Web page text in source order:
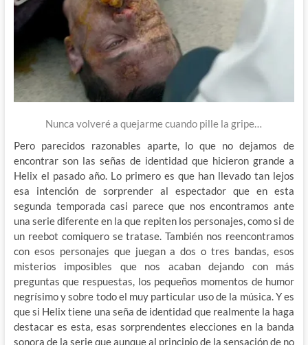
Nunca volveré a quejarme cuando pille la gripe…
Pero parecidos razonables aparte, lo que no dejamos de
encontrar son las señas de identidad que hicieron grande a
Helix el pasado año. Lo primero es que han llevado tan lejos
esa intención de sorprender al espectador que en esta
segunda temporada casi parece que nos encontramos ante
una serie diferente en la que repiten los personajes, como si de
un reebot comiquero se tratase. También nos reencontramos
con esos personajes que juegan a dos o tres bandas, esos
misterios imposibles que nos acaban dejando con más
preguntas que respuestas, los pequeños momentos de humor
negrísimo y sobre todo el muy particular uso de la música. Y es
que si Helix tiene una seña de identidad que realmente la haga
destacar es esta, esas sorprendentes elecciones en la banda
sonora de la serie que aunque al principio de la sensación de no